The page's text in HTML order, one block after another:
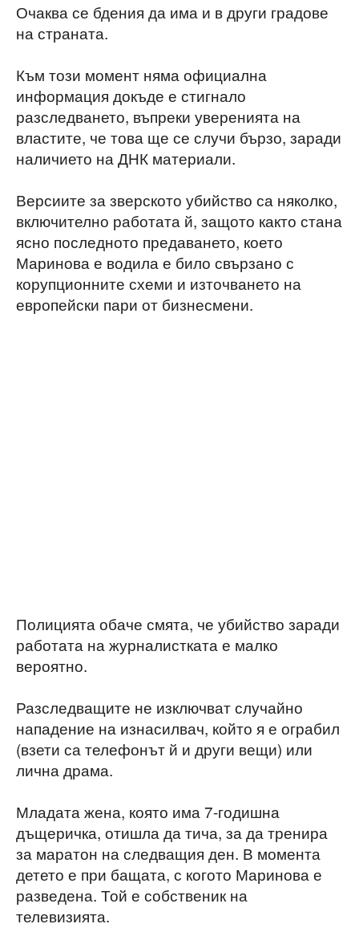
Очаква се бдения да има и в други градове
на страната.
Към този момент няма официална
информация докъде е стигнало
разследването, въпреки уверенията на
властите, че това ще се случи бързо, заради
наличието на ДНК материали.
Версиите за зверското убийство са няколко,
включително работата й, защото както стана
ясно последното предаването, което
Маринова е водила е било свързано с
корупционните схеми и източването на
европейски пари от бизнесмени.
Полицията обаче смята, че убийство заради
работата на журналистката е малко
вероятно.
Разследващите не изключват случайно
нападение на изнасилвач, който я е ограбил
(взети са телефонът й и други вещи) или
лична драма.
Младата жена, която има 7-годишна
дъщеричка, отишла да тича, за да тренира
за маратон на следващия ден. В момента
детето е при бащата, с когото Маринова е
разведена. Той е собственик на
телевизията.